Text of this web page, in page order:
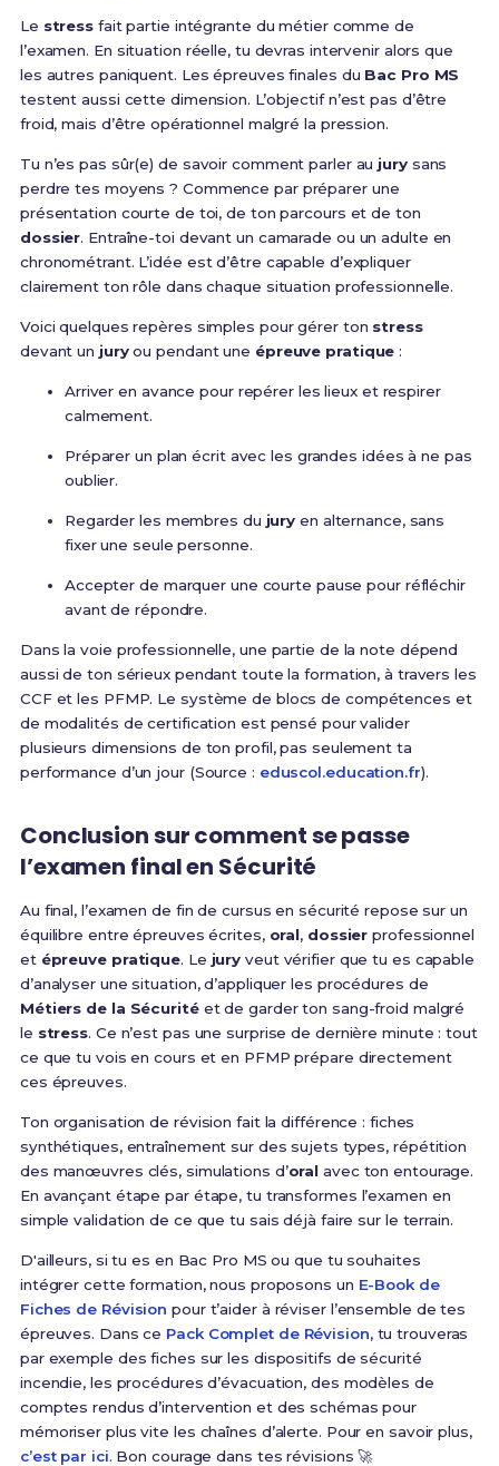
Le stress fait partie intégrante du métier comme de
l’examen. En situation réelle, tu devras intervenir alors que
les autres paniquent. Les épreuves finales du Bac Pro MS
testent aussi cette dimension. L’objectif n’est pas d’être
froid, mais d’être opérationnel malgré la pression.
Tu n’es pas sûr(e) de savoir comment parler au jurysans
perdre tes moyens ? Commence par préparer une
présentation courte de toi, de ton parcours et de ton
dossier. Entraîne-toi devant un camarade ou un adulte en
chronométrant. L’idée est d’être capable d’expliquer
clairement ton rôle dans chaque situation professionnelle.
Voici quelques repères simples pour gérer ton stress
devant un juryou pendant une épreuve pratique :
Arriver en avance pour repérer les lieux et respirer
calmement.
Préparer un plan écrit avec les grandes idées à ne pas
oublier.
Regarder les membres du jury en alternance, sans
fixer une seule personne.
Accepter de marquer une courte pause pour réfléchir
avant de répondre.
Dans la voie professionnelle, une partie de la note dépend
aussi de ton sérieux pendant toute la formation, à travers les
CCF et les PFMP. Le système de blocs de compétences et
de modalités de certification est pensé pour valider
plusieurs dimensions de ton profil, pas seulement ta
performance d’un jour (Source : eduscol.education.fr).
Conclusion sur comment se passe
l’examen final en Sécurité
Au final, l’examen de fin de cursus en sécurité repose sur un
équilibre entre épreuves écrites, oral, dossier professionnel
et épreuve pratique. Le jury veut vérifier que tu es capable
d’analyser une situation, d’appliquer les procédures de
Métiers de la Sécuritéet de garder ton sang-froid malgré
le stress. Ce n’est pas une surprise de dernière minute : tout
ce que tu vois en cours et en PFMP prépare directement
ces épreuves.
Ton organisation de révision fait la différence : fiches
synthétiques, entraînement sur des sujets types, répétition
des manœuvres clés, simulations d’oral avec ton entourage.
En avançant étape par étape, tu transformes l’examen en
simple validation de ce que tu sais déjà faire sur le terrain.
D'ailleurs, si tu es en Bac Pro MS ou que tu souhaites
intégrer cette formation, nous proposons un E-Book de
Fiches de Révision pour t’aider à réviser l’ensemble de tes
épreuves. Dans ce Pack Complet de Révision, tu trouveras
par exemple des fiches sur les dispositifs de sécurité
incendie, les procédures d’évacuation, des modèles de
comptes rendus d’intervention et des schémas pour
mémoriser plus vite les chaînes d’alerte. Pour en savoir plus,
c’est par ici. Bon courage dans tes révisions 🚀